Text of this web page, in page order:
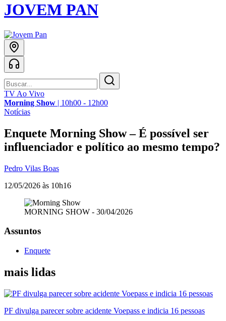
JOVEM PAN
TV Ao Vivo
Morning Show | 10h00 - 12h00
Notícias
Enquete Morning Show – É possível ser
influenciador e político ao mesmo tempo?
Pedro Vilas Boas
12/05/2026 às 10h16
MORNING SHOW - 30/04/2026
Assuntos
Enquete
mais lidas
PF divulga parecer sobre acidente Voepass e indicia 16 pessoas